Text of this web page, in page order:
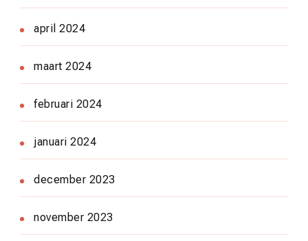
april 2024
maart 2024
februari 2024
januari 2024
december 2023
november 2023